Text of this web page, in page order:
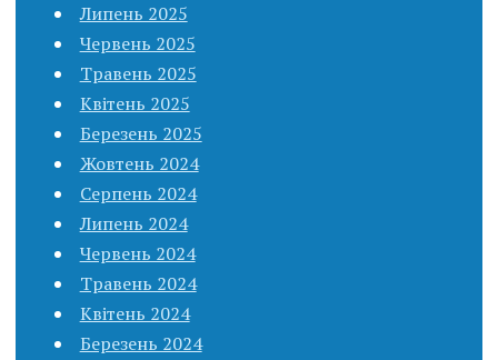
Липень 2025
Червень 2025
Травень 2025
Квітень 2025
Березень 2025
Жовтень 2024
Серпень 2024
Липень 2024
Червень 2024
Травень 2024
Квітень 2024
Березень 2024